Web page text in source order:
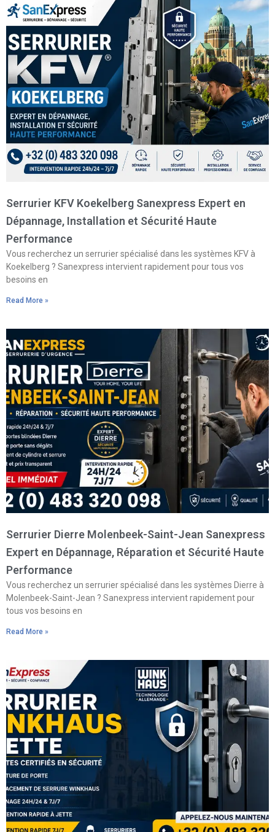
Serrurier KFV Koekelberg Sanexpress Expert en
Dépannage, Installation et Sécurité Haute
Performance
Vous recherchez un serrurier spécialisé dans les systèmes KFV à
Koekelberg ? Sanexpress intervient rapidement pour tous vos
besoins en
Read More »
Serrurier Dierre Molenbeek-Saint-Jean Sanexpress
Expert en Dépannage, Réparation et Sécurité Haute
Performance
Vous recherchez un serrurier spécialisé dans les systèmes Dierre à
Molenbeek-Saint-Jean ? Sanexpress intervient rapidement pour
tous vos besoins en
Read More »